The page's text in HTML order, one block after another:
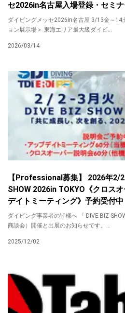
セ2026in名古屋入場登録・セミ
ダイビングメッセ2026in名古屋 3/13金～14
ョン展示場＞ 東海エリア最大級ダイビ...
2026/03/14
【Professional募集】 2026年2/
SHOW 2026in TOKYO《クロス
デイトミーティング》予約受付中
ダイビング事業者の皆様へ 「 DIVE BIZ
商談会）開催と出展のお知らせです。...
2025/12/02